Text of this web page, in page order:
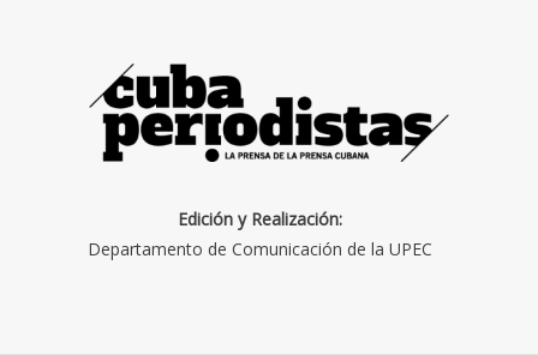
Edición y Realización:
Departamento de Comunicación de la UPEC